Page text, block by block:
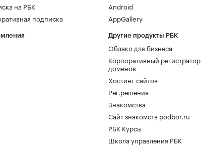
на РБК
подписка
Android
AppGallery
Другие продукты РБК
Облако для бизнеса
Корпоративный регистратор
доменов
Хостинг сайтов
Рег.решения
Знакомства
Сайт знакомств podbor.ru
РБК Курсы
Школа управления РБК